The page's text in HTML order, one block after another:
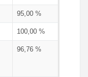
95,00 %
100,00 %
96,76 %